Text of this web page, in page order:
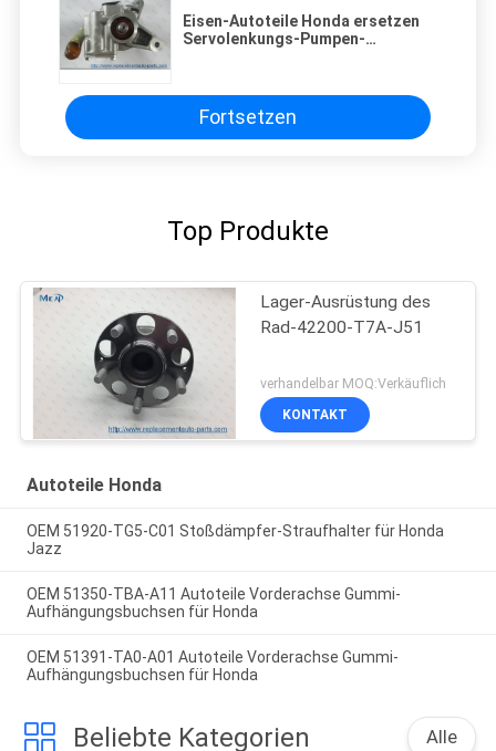
Eisen-Autoteile Honda ersetzen
Servolenkungs-Pumpen-
Fortsetzen
Top Produkte
Lager-Ausrüstung des
Rad-42200-T7A-J51
verhandelbar MOQ:Verkäuflich
KONTAKT
Autoteile Honda
OEM 51920-TG5-C01 Stoßdämpfer-Straufhalter für Honda
Jazz
OEM 51350-TBA-A11 Autoteile Vorderachse Gummi-
Aufhängungsbuchsen für Honda
OEM 51391-TA0-A01 Autoteile Vorderachse Gummi-
Aufhängungsbuchsen für Honda
Beliebte Kategorien Alle